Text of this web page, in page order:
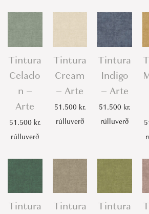
Tintura
Celado
n –
Arte
51.500 kr.
rúlluverð
Tintura
Cream
– Arte
51.500 kr.
rúlluverð
Tintura
Indigo
– Arte
51.500 kr.
rúlluverð
Tintura
Tintura
Tintura